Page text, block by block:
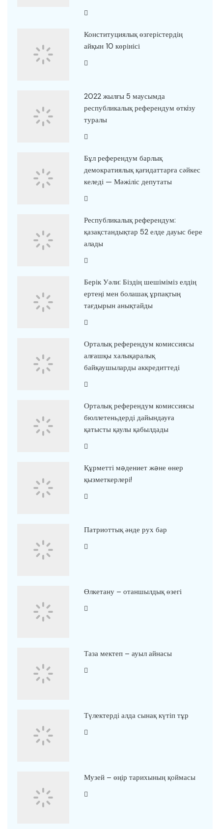
Конституциялық өзгерістердің
айқын 10 көрінісі
2022 жылғы 5 маусымда
республикалық референдум өткiзу
туралы
Бұл референдум барлық
демократиялық қағидаттарға сәйкес
келеді — Мәжіліс депутаты
Республикалық референдум:
қазақстандықтар 52 елде дауыс бере
алады
Берік Уәли: Біздің шешіміміз елдің
ертеңі мен болашақ ұрпақтың
тағдырын анықтайды
Орталық референдум комиссиясы
алғашқы халықаралық
байқаушыларды аккредиттеді
Орталық референдум комиссиясы
бюллетеньдерді дайындауға
қатысты қаулы қабылдады
Құрметті мəдениет жəне өнер
қызметкерлері!
Патриоттық әнде рух бар
Өлкетану – отаншылдық өзегі
Таза мектеп – ауыл айнасы
Түлектерді алда сынақ күтіп тұр
Музей – өңір тарихының қоймасы